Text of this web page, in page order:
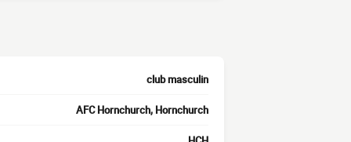
club masculin
AFC Hornchurch, Hornchurch